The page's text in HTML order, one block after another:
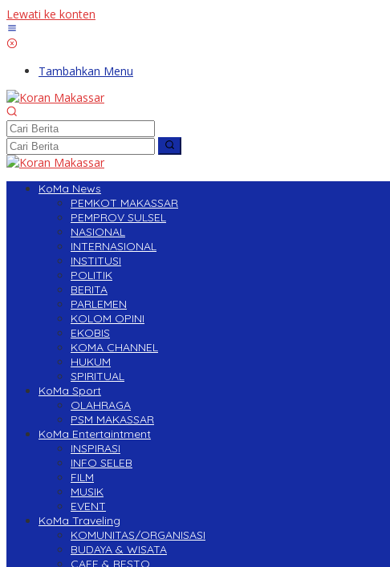
Lewati ke konten
Tambahkan Menu
KoMa News
PEMKOT MAKASSAR
PEMPROV SULSEL
NASIONAL
INTERNASIONAL
INSTITUSI
POLITIK
BERITA
PARLEMEN
KOLOM OPINI
EKOBIS
KOMA CHANNEL
HUKUM
SPIRITUAL
KoMa Sport
OLAHRAGA
PSM MAKASSAR
KoMa Entertaintment
INSPIRASI
INFO SELEB
FILM
MUSIK
EVENT
KoMa Traveling
KOMUNITAS/ORGANISASI
BUDAYA & WISATA
CAFE & RESTO